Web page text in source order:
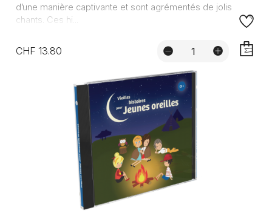
d’une manière captivante et sont agrémentés de jolis
chants. Ces hi...
CHF 13.80